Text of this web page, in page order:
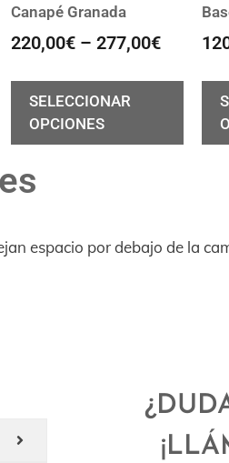
Canapé Granada
220,00€– 277,00€
SELECCIONAR
OPCIONES
espacio por debajo de la